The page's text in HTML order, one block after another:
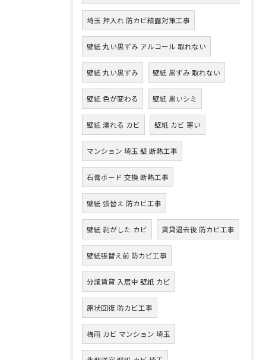
埼玉 押入れ 防カビ結露対策工事
壁紙 丸い黒ずみ アルコール 取れない
壁紙 丸い黒ずみ 壁紙 黒ずみ 取れない
壁紙 色が変わる 壁紙 黒いシミ
壁紙 濡れる カビ 壁紙 カビ 寒い
マンション 埼玉 壁 断熱工事
石膏ボード 交換 断熱工事
壁紙 張替え 防カビ工事
壁紙 剥がした カビ 賃貸退去後 防カビ工事
壁紙張替え前 防カビ工事
分譲賃貸 入居中 壁紙 カビ
原状回復 防カビ工事
梅雨 カビ マンション 埼玉